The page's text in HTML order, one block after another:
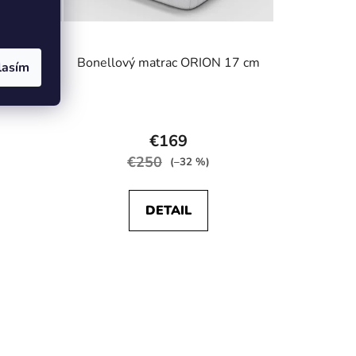
Bonellový matrac ORION 17 cm
hodnotenie
produktu
5,0
z
€169
€250 (–32 %)
DETAIL